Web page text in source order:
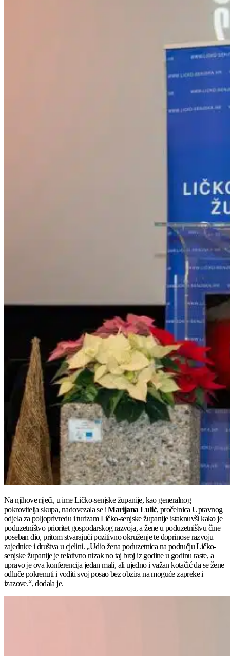
Na njihove riječi, u ime Ličko-senjske županije, kao generalnog
pokrovitelja skupa, nadovezala se iMarijana Lulić, pročelnica Upravnog
odjela za poljoprivredu i turizam Ličko-senjske županije istaknuvši kako je
poduzetništvo prioritet gospodarskog razvoja, a žene u poduzetništvu čine
poseban dio, pritom stvarajući pozitivno okruženje te doprinose razvoju
zajednice i društva u cjelini. „Udio žena poduzetnica na području Ličko-
senjske županije je relativno nizak no taj broj iz godine u godinu raste, a
upravo je ova konferencija jedan mali, ali ujedno i važan kotačić da se žene
odluče pokrenuti i voditi svoj posao bez obzira na moguće zapreke i
izazove.“, dodala je.